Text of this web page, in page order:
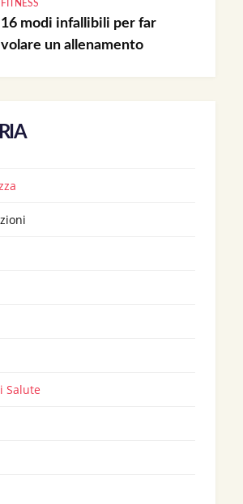
FITNESS
16 modi infallibili per far
volare un allenamento
Salute